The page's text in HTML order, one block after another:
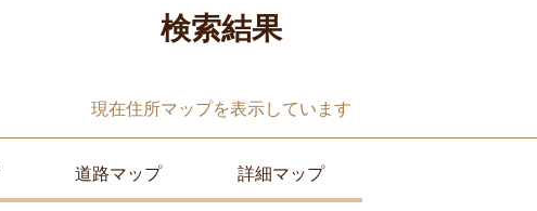
検索結果
現在住所マップを表示しています
道路マップ 詳細マップ